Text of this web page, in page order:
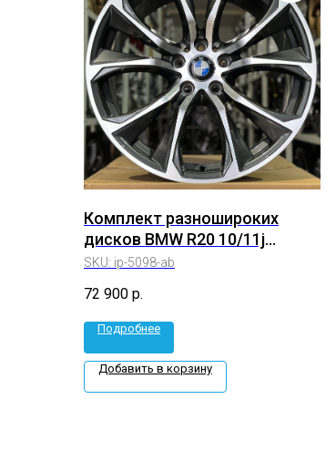
Комплект разношироких
дисков BMW R20 10/11j
Et+40/37 5*120 (ip-5098-ab)
SKU: ip-5098-ab
72 900 р.
Подробнее
Добавить в корзину